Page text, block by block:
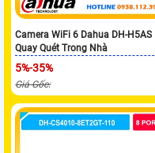
Camera WiFi 6 Dahua DH-H5AS
Quay Quét Trong Nhà
5%-35%
Giá Gốc: